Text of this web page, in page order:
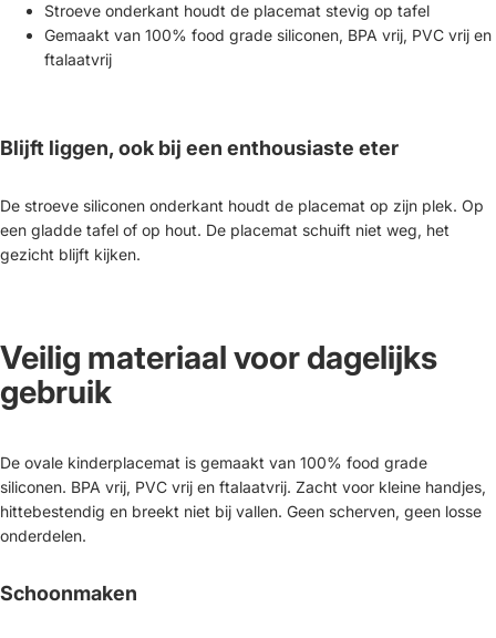
Stroeve onderkant houdt de placemat stevig op tafel
Gemaakt van 100% food grade siliconen, BPA vrij, PVC vrij en
ftalaatvrij
Blijft liggen, ook bij een enthousiaste eter
De stroeve siliconen onderkant houdt de placemat op zijn plek. Op
een gladde tafel of op hout. De placemat schuift niet weg, het
gezicht blijft kijken.
Veilig materiaal voor dagelijks
gebruik
De ovale kinderplacemat is gemaakt van 100% food grade
siliconen. BPA vrij, PVC vrij en ftalaatvrij. Zacht voor kleine handjes,
hittebestendig en breekt niet bij vallen. Geen scherven, geen losse
onderdelen.
Schoonmaken